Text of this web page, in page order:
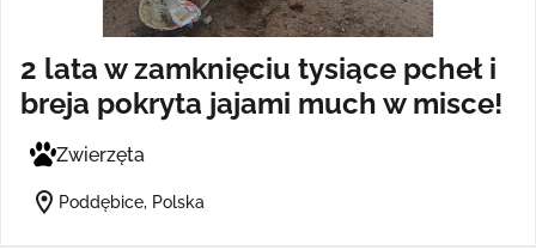
2 lata w zamknięciu tysiące pcheł i
breja pokryta jajami much w misce!
Zwierzęta
location_on Poddębice, Polska